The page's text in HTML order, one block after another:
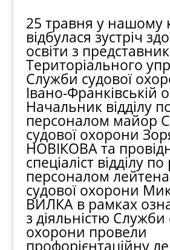
25 травня у нашому
відбулася зустріч
освіти з
Територіального
Служби судової
Івано-Франківській
Начальник відділу
персоналом майор
судової охорони
НОВІКОВА та
спеціаліст відділу
персоналом
судової охорони
ВИЛКА в рамках
з діяльністю Служби
охорони провели
профорієнтаційну